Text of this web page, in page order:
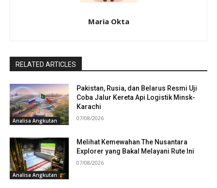
Maria Okta
RELATED ARTICLES
Analisa Angkutan
Pakistan, Rusia, dan Belarus Resmi Uji
Coba Jalur Kereta Api Logistik Minsk-
Karachi
07/08/2026
Analisa Angkutan
Melihat Kemewahan The Nusantara
Explorer yang Bakal Melayani Rute Ini
07/08/2026